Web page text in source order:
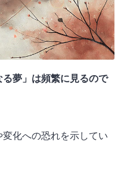
夢」は頻繁に見るので
化への恐れを示してい